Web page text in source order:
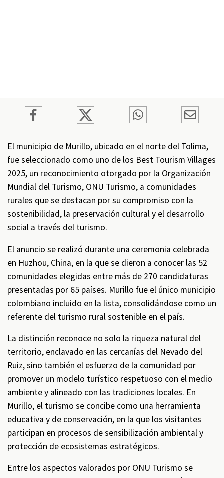
El municipio de Murillo, ubicado en el norte del Tolima,
fue seleccionado como uno de los Best Tourism Villages
2025, un reconocimiento otorgado por la Organización
Mundial del Turismo, ONU Turismo, a comunidades
rurales que se destacan por su compromiso con la
sostenibilidad, la preservación cultural y el desarrollo
social a través del turismo.
El anuncio se realizó durante una ceremonia celebrada
en Huzhou, China, en la que se dieron a conocer las 52
comunidades elegidas entre más de 270 candidaturas
presentadas por 65 países. Murillo fue el único municipio
colombiano incluido en la lista, consolidándose como un
referente del turismo rural sostenible en el país.
La distinción reconoce no solo la riqueza natural del
territorio, enclavado en las cercanías del Nevado del
Ruiz, sino también el esfuerzo de la comunidad por
promover un modelo turístico respetuoso con el medio
ambiente y alineado con las tradiciones locales. En
Murillo, el turismo se concibe como una herramienta
educativa y de conservación, en la que los visitantes
participan en procesos de sensibilización ambiental y
protección de ecosistemas estratégicos.
Entre los aspectos valorados por ONU Turismo se